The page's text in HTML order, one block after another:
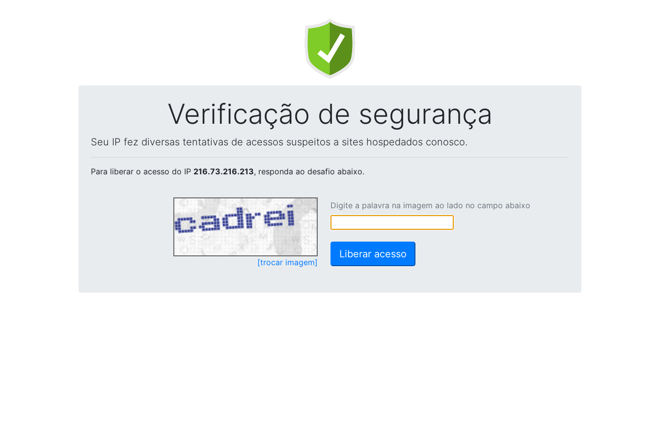
Verificação de segurança
Seu IP fez diversas tentativas de acessos suspeitos a sites hospedados conosco.
Para liberar o acesso do IP 216.73.216.213, responda ao desafio abaixo.
[trocar imagem]
Digite a palavra na imagem ao lado no campo abaixo